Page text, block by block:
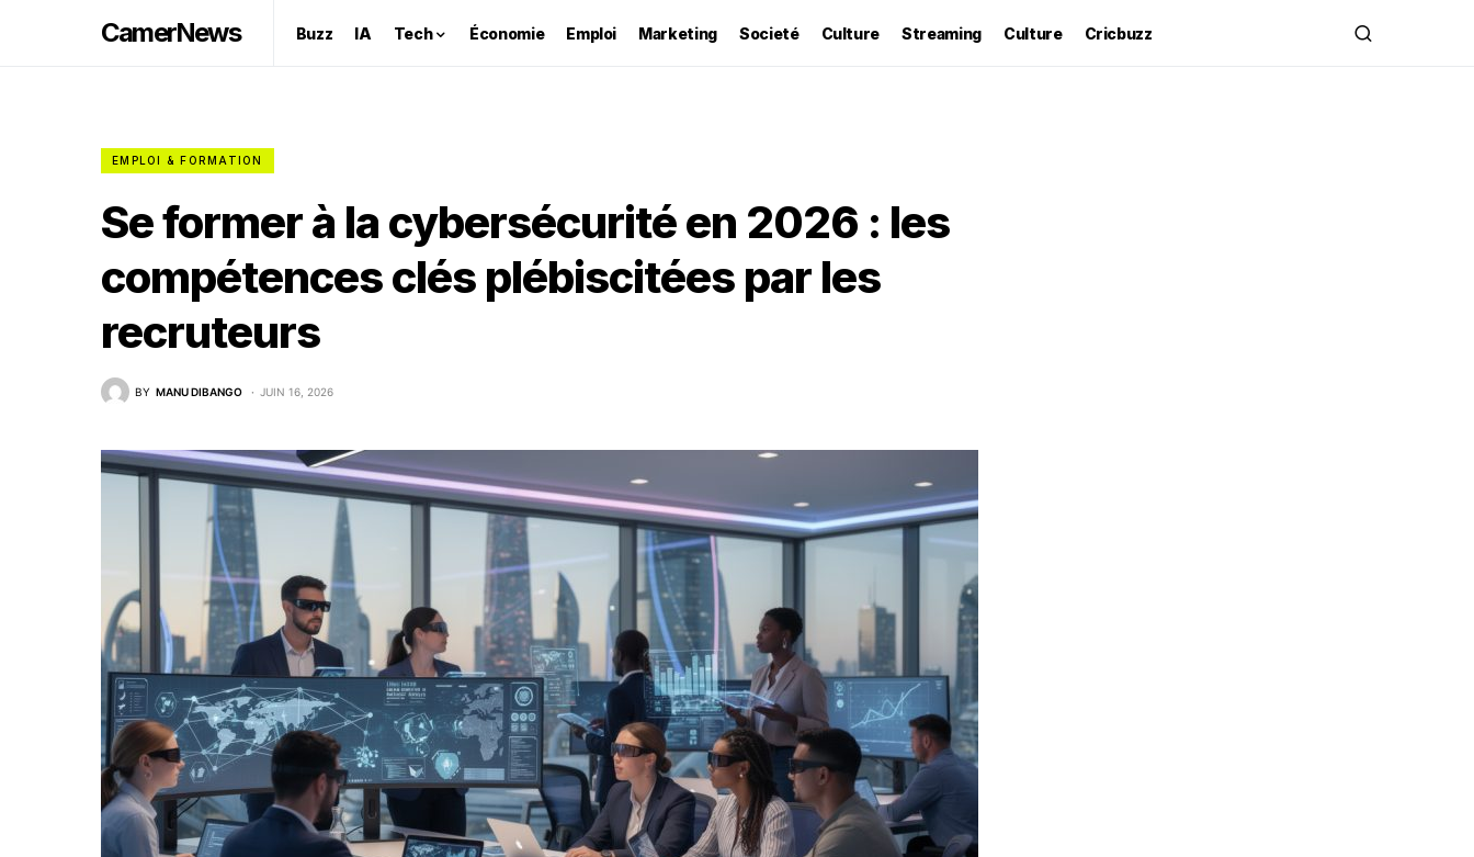
CamerNews Buzz IA Tech Économie Emploi Marketing Societé Culture Streaming Culture Cricbuzz
EMPLOI & FORMATION
Se former à la cybersécurité en 2026 : les
compétences clés plébiscitées par les
recruteurs
BY MANU DIBANGO JUIN 16, 2026